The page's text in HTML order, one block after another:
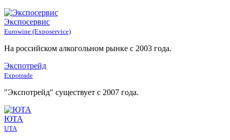
Экспосервис
Eurowine (Exposervice)
На российском алкогольном рынке с 2003 года.
Экспотрейд
Expotrade
"Экспотрейд" существует с 2007 года.
ЮТА
UTA